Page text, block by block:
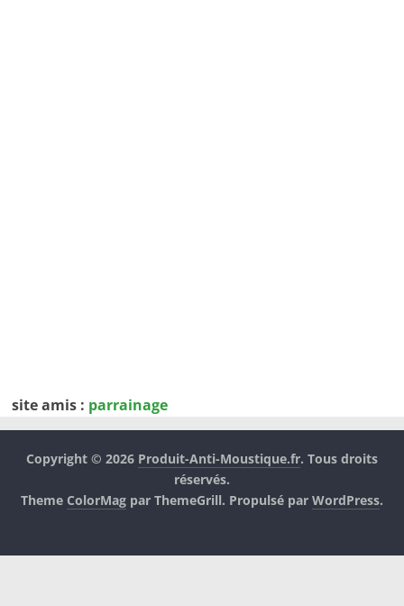
site amis : parrainage
Copyright © 2026 Produit-Anti-Moustique.fr. Tous droits
réservés.
Theme ColorMagpar ThemeGrill. Propulsé par WordPress.